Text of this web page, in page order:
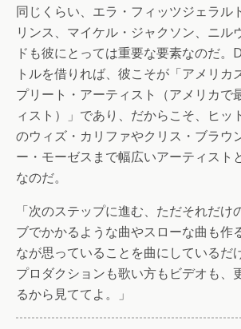
同じくらい、エラ・フィッツジェラル
リンス、マイケル・ジャクソン、ニル
ドも彼にとっては重要な要素なのだ。
トルを借りれば、彼こそが「アメリカ
プリート・アーティスト（アメリカで
ィスト）」であり、だからこそ、ヒッ
のウィズ・カリファやクリス・ブラウ
ー・モーゼスまで幅広いアーティスト
なのだ。
「次のステップに進む、ただそれだけ
ブでかかるような曲やスローな曲も作
なが思っていることを曲にしているだ
プロダクションも歌い方もビデオも、
るから見ててよ。」